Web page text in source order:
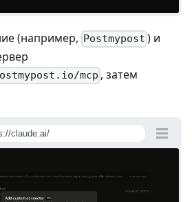
(например, Postmypost ) и
mcp , затем
claude.ai/